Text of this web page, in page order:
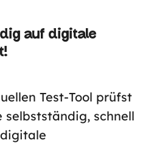
auf digitale
Test-Tool prüfst
selbstständig, schnell